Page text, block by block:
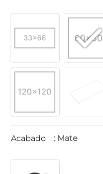
Acabado : Mate